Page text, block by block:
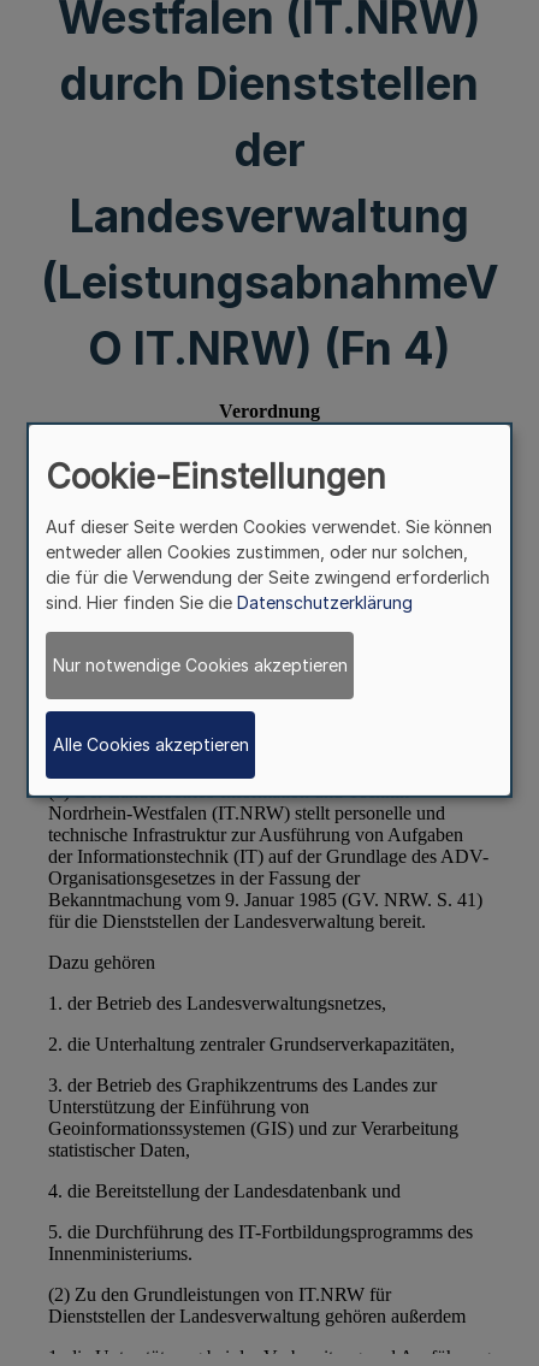
Westfalen (IT.NRW)
durch Dienststellen
der
Landesverwaltung
(LeistungsabnahmeV
O IT.NRW) (Fn 4)
Cookie-Einstellungen
Auf dieser Seite werden Cookies verwendet. Sie können
entweder allen Cookies zustimmen, oder nur solchen,
die für die Verwendung der Seite zwingend erforderlich
sind. Hier finden Sie die Datenschutzerklärung
Nur notwendige Cookies akzeptieren
Alle Cookies akzeptieren